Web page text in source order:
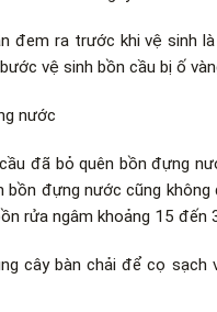
đem ra trước khi vệ sinh
vệ sinh bồn cầu bị ố
nước
đã bỏ quên bồn đựng
bồn đựng nước cũng
rửa ngâm khoảng 15
cây bàn chải để cọ